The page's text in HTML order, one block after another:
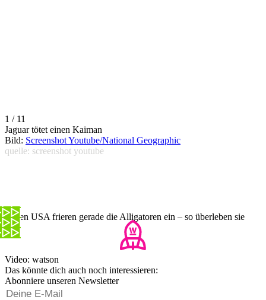
1 / 11
Jaguar tötet einen Kaiman
Bild: Screenshot Youtube/National Geographic
quelle: screenshot youtube
In den USA frieren gerade die Alligatoren ein – so überleben sie
Video: watson
Das könnte dich auch noch interessieren:
Abonniere unseren Newsletter